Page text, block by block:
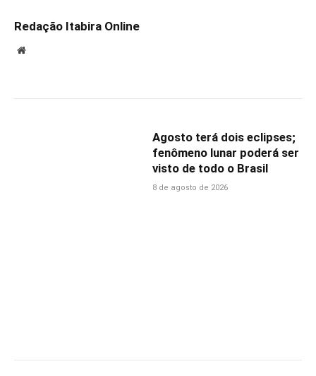
Redação Itabira Online
Website
Agosto terá dois eclipses;
fenômeno lunar poderá ser
visto de todo o Brasil
8 de agosto de 2026